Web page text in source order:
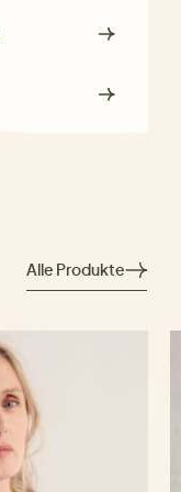
Alle Produkte